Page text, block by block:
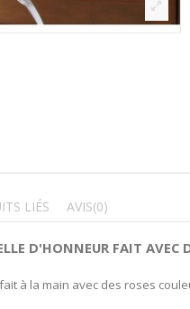
LIÉS AVIS(0)
D'HONNEUR FAIT AVEC
à la main avec des roses